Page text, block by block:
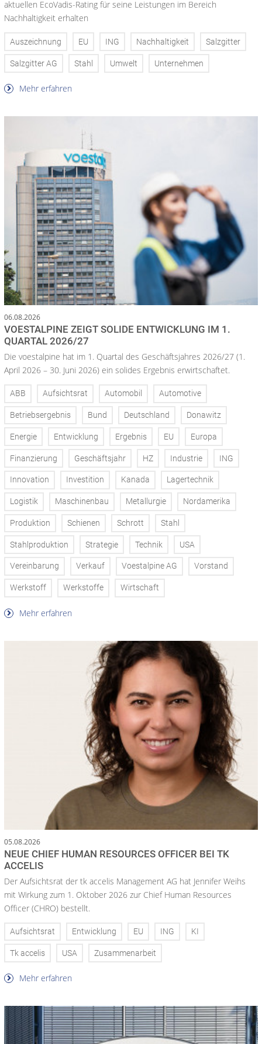
aktuellen EcoVadis-Rating für seine Leistungen im Bereich
Nachhaltigkeit erhalten
Auszeichnung EU ING Nachhaltigkeit Salzgitter
Salzgitter AG Stahl Umwelt Unternehmen
Mehr erfahren
06.08.2026
VOESTALPINE ZEIGT SOLIDE ENTWICKLUNG IM 1.
QUARTAL 2026/27
Die voestalpine hat im 1. Quartal des Geschäftsjahres 2026/27 (1.
April 2026 – 30. Juni 2026) ein solides Ergebnis erwirtschaftet.
ABB Aufsichtsrat Automobil Automotive
Betriebsergebnis Bund Deutschland Donawitz
Energie Entwicklung Ergebnis EU Europa
Finanzierung Geschäftsjahr HZ Industrie ING
Innovation Investition Kanada Lagertechnik
Logistik Maschinenbau Metallurgie Nordamerika
Produktion Schienen Schrott Stahl
Stahlproduktion Strategie Technik USA
Vereinbarung Verkauf Voestalpine AG Vorstand
Werkstoff Werkstoffe Wirtschaft
Mehr erfahren
05.08.2026
NEUE CHIEF HUMAN RESOURCES OFFICER BEI TK
ACCELIS
Der Aufsichtsrat der tk accelis Management AG hat Jennifer Weihs
mit Wirkung zum 1. Oktober 2026 zur Chief Human Resources
Officer (CHRO) bestellt.
Aufsichtsrat Entwicklung EU ING KI
Tk accelis USA Zusammenarbeit
Mehr erfahren